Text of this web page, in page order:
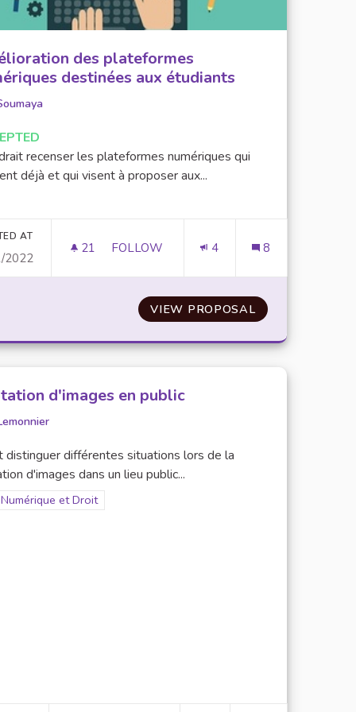
PERSONNELLES” SUR LE SITE INTERNET U-PEC.FR
PAGE SPÉCIFIQUE “DONNÉES PERSONNELLES” SUR
des plateformes
destinées aux étudiants
recenser les plateformes numériques qui
déjà et qui visent à proposer aux...
AT
2022
21 21 FOLLOWERS
FOLLOW 4 8
VIEW PROPOSALAMÉLIORATION
d'images en public
distinguer différentes situations lors de la
d'images dans un lieu public...
Filter results for scope: Numérique et Droit
Numérique et Droit